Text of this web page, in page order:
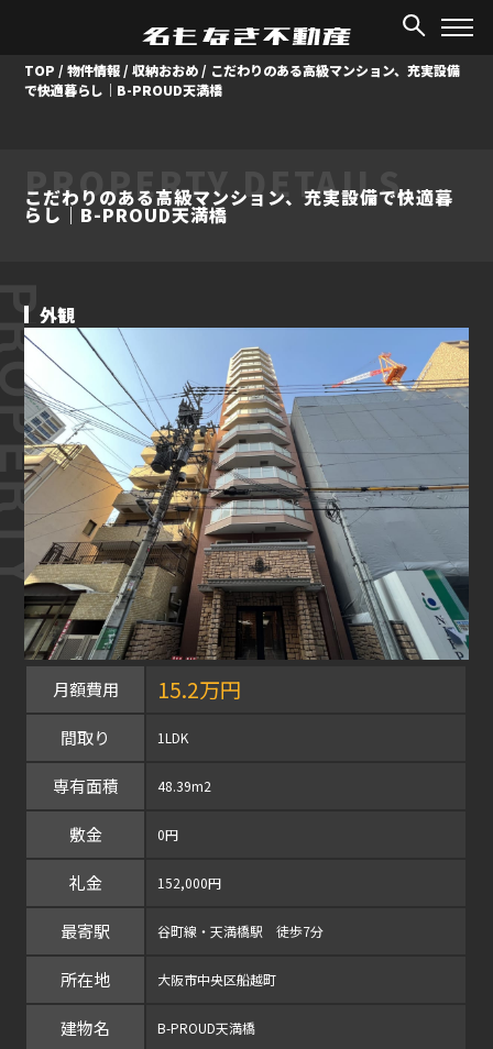
TOP /物件情報 /収納おおめ / こだわりのある高級マンション、充実設備
で快適暮らし｜B-PROUD天満橋
PROPERTY DETAILS
こだわりのある高級マンション、充実設備で快適暮
らし｜B-PROUD天満橋
外観
月額費用 15.2万円
間取り 1LDK
専有面積 48.39m2
敷金 0円
礼金 152,000円
最寄駅 谷町線・天満橋駅 徒歩7分
所在地 大阪市中央区船越町
建物名 B-PROUD天満橋